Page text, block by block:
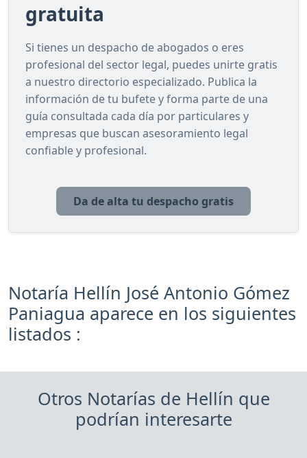
gratuita
Si tienes un despacho de abogados o eres
profesional del sector legal, puedes unirte gratis
a nuestro directorio especializado. Publica la
información de tu bufete y forma parte de una
guía consultada cada día por particulares y
empresas que buscan asesoramiento legal
confiable y profesional.
Da de alta tu despacho gratis
Notaría Hellín José Antonio Gómez
Paniagua aparece en los siguientes
listados :
Otros Notarías de Hellín que
podrían interesarte